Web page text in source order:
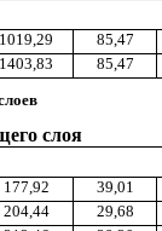
1019,29
85,47
1403,83 85,47
слоя
177,92
39,01
204,44
29,68